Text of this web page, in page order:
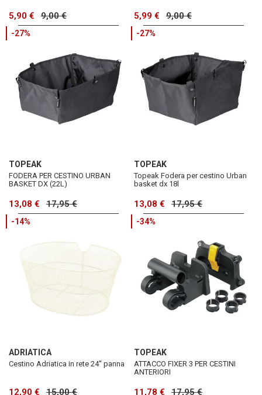
5,90 € 9,00 € 5,99 € 9,00 €
-27%
TOPEAK
FODERA PER CESTINO URBAN
BASKET DX (22L)
13,08 € 17,95 €
-27%
TOPEAK
Topeak Fodera per cestino Urban
basket dx 18l
13,08 € 17,95 €
-14%
ADRIATICA
Cestino Adriatica in rete 24'' panna
12,90 € 15,00 €
-34%
TOPEAK
ATTACCO FIXER 3 PER CESTINI
ANTERIORI
11,78 € 17,95 €